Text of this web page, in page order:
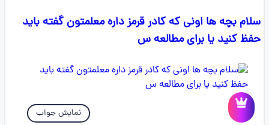
سلام بچه ها اونی که کادر قرمز داره معلمتون گفته باید
حفظ کنید یا برای مطالعه س
نمایش جواب